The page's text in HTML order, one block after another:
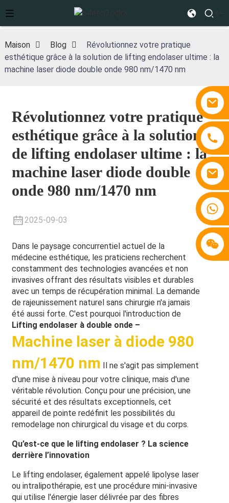
Maison Blog
Révolutionnez votre pratique
esthétique grâce à la solution de lifting endolaser ultime : la
machine laser diode double onde 980 nm/1470 nm
Révolutionnez votre pratique
esthétique grâce à la solution
de lifting endolaser ultime : la
machine laser diode double
onde 980 nm/1470 nm
2025-09-03
Dans le paysage concurrentiel actuel de la
médecine esthétique, les praticiens recherchent
constamment des technologies avancées et non
invasives offrant des résultats visibles et durables
avec un temps de récupération minimal. La demande
de rajeunissement naturel sans chirurgie n'a jamais
été aussi forte. C'est pourquoi l'introduction de
Lifting endolaser à double onde –
Machine laser à diode 980
nm/1470 nm Il ne s'agit pas simplement
d'une mise à niveau pour votre clinique, mais d'une
véritable révolution. Conçu pour une précision, une
sécurité et des résultats exceptionnels, cet
appareil de pointe redéfinit les possibilités du
remodelage non chirurgical du visage et du corps.
Qu’est-ce que le lifting endolaser ? La science
derrière l’innovation
Le lifting endolaser, également appelé lipolyse laser
ou intralipothérapie, est une procédure mini-invasive
qui utilise l'énergie laser délivrée par des fibres